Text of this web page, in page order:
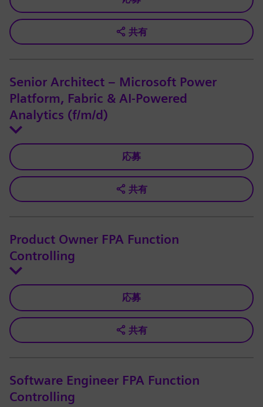
共有
Senior Architect – Microsoft Power
Platform, Fabric & AI-Powered
Analytics (f/m/d)
応募
共有
Product Owner FPA Function
Controlling
応募
共有
Software Engineer FPA Function
Controlling